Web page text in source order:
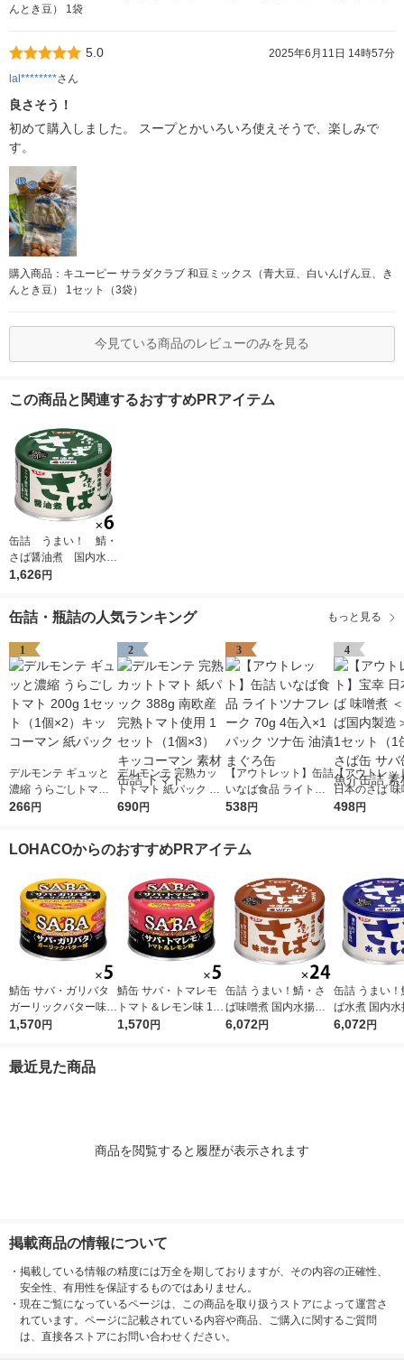
んとき豆） 1袋
5.0
2025年6月11日 14時57分
lal********さん
良さそう！
初めて購入しました。 スープとかいろいろ使えそうで、楽しみで
す。
購入商品：キユーピー サラダクラブ 和豆ミックス（青大豆、白いんげん豆、き
んとき豆） 1セット（3袋）
今見ている商品のレビューのみを見る
この商品と関連するおすすめPRアイテム
缶詰 うまい！ 鯖・
さば醤油煮 国内水揚
げ 150g 1セット
1,626円
缶詰・瓶詰の人気ランキング もっと見る
1
デルモンテ ギュッと
濃縮 うらごしトマト
200g 1セット（1個×
266円
2
デルモンテ 完熟カッ
トトマト 紙パック 38
8g 南欧産完熟トマト
缶詰 トマト
690円
3
【アウトレット】缶詰
いなば食品 ライトツ
ナフレーク 70g 4缶入
538円
4
【アウトレッ
日本のさば 味
国内さば国内
498円
LOHACOからのおすすめPRアイテム
鯖缶 サバ・ガリバタ
ガーリックバター味 1
セット（5缶） 清水食
1,570円
鯖缶 サバ・トマレモ
トマト＆レモン味 1セ
ット（5缶） 清水食品
1,570円
缶詰 うまい！鯖・さ
ば味噌煮 国内水揚げ
150g 1セット（1缶×2
6,072円
缶詰 うまい！
ば水煮 国内
0g 1セット（
6,072円
最近見た商品
商品を閲覧すると履歴が表示されます
掲載商品の情報について
・ 掲載している情報の精度には万全を期しておりますが、その内容の正確性、
安全性、有用性を保証するものではありません。
・ 現在ご覧になっているページは、この商品を取り扱うストアによって運営さ
れています。ページに記載されている内容や商品、ご購入に関するご質問
は、直接各ストアにお問い合わせください。